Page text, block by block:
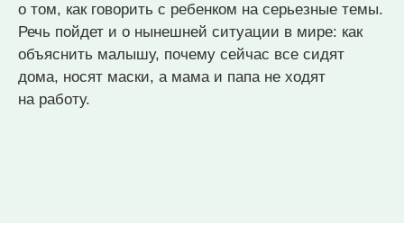
о том, как говорить с ребенком на серьезные темы.
Речь пойдет и о нынешней ситуации в мире: как
объяснить малышу, почему сейчас все сидят
дома, носят маски, а мама и папа не ходят
на работу.